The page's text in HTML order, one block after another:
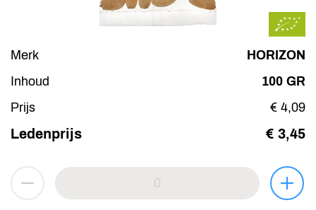
Merk
HORIZON
Inhoud
100 GR
Prijs
€ 4,09
Ledenprijs € 3,45